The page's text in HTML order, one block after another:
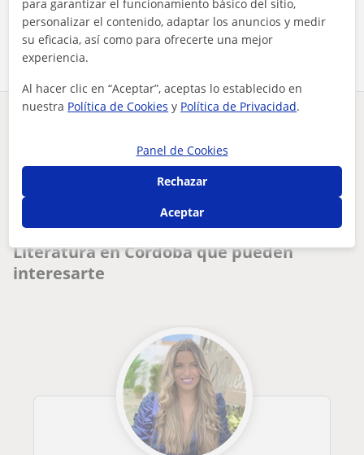
Comparte a este profesor
Tus clases particulares
Lengua Castellana y Literatura
profesora de apoyo escolar especializada en clases para niño...
Otros profesores de Lengua Castellana y
Literatura en Córdoba que pueden
interesarte
para garantizar el funcionamiento básico del sitio,
personalizar el contenido, adaptar los anuncios y medir
su eficacia, así como para ofrecerte una mejor
experiencia.
Al hacer clic en “Aceptar”, aceptas lo establecido en
nuestra Política de Cookies y Política de Privacidad.
Panel de Cookies
Rechazar
Aceptar